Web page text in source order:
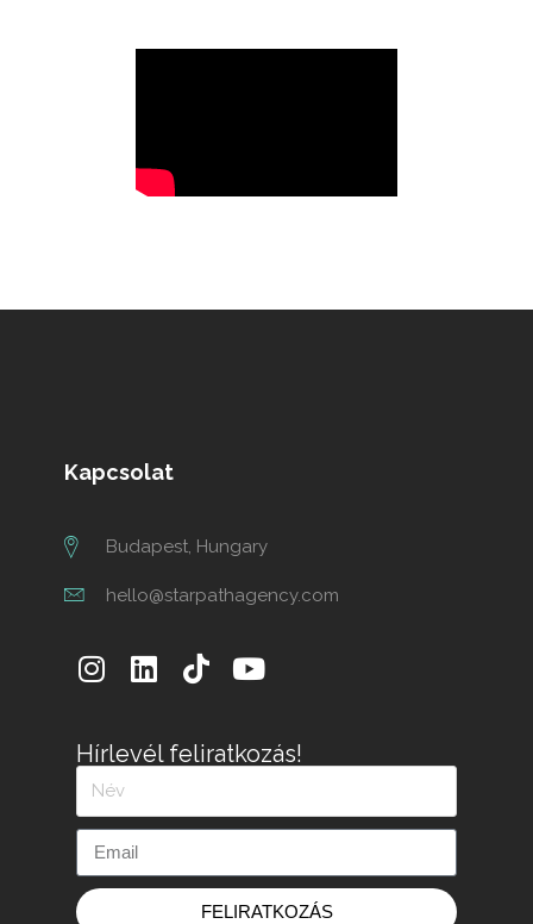
Kapcsolat
Budapest, Hungary
hello@starpathagency.com
Hírlevél feliratkozás!
FELIRATKOZÁS